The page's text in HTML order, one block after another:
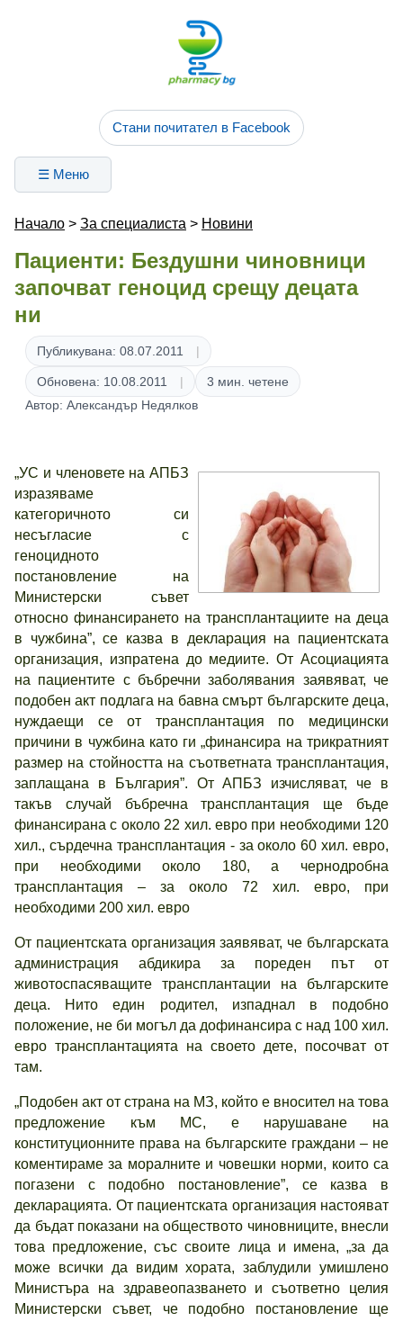
Стани почитател в Facebook
☰ Меню
Начало > За специалиста > Новини
Пациенти: Бездушни чиновници
започват геноцид срещу децата
ни
Публикувана: 08.07.2011
Обновена: 10.08.2011
3 мин. четене
Автор: Александър Недялков
„УС и членовете на АПБЗ
изразяваме
категоричното си
несъгласие с
геноцидното
постановление на
Министерски съвет
относно финансирането на трансплантациите на деца
в чужбина”, се казва в декларация на пациентската
организация, изпратена до медиите. От Асоциацията
на пациентите с бъбречни заболявания заявяват, че
подобен акт подлага на бавна смърт българските деца,
нуждаещи се от трансплантация по медицински
причини в чужбина като ги „финансира на трикратният
размер на стойността на съответната трансплантация,
заплащана в България”. От АПБЗ изчисляват, че в
такъв случай бъбречна трансплантация ще бъде
финансирана с около 22 хил. евро при необходими 120
хил., сърдечна трансплантация - за около 60 хил. евро,
при необходими около 180, а чернодробна
трансплантация – за около 72 хил. евро, при
необходими 200 хил. евро
От пациентската организация заявяват, че българската
администрация абдикира за пореден път от
животоспасяващите трансплантации на българските
деца. Нито един родител, изпаднал в подобно
положение, не би могъл да дофинансира с над 100 хил.
евро трансплантацията на своето дете, посочват от
там.
„Подобен акт от страна на МЗ, който е вносител на това
предложение към МС, е нарушаване на
конституционните права на българските граждани – не
коментираме за моралните и човешки норми, които са
погазени с подобно постановление”, се казва в
декларацията. От пациентската организация настояват
да бъдат показани на обществото чиновниците, внесли
това предложение, със своите лица и имена, „за да
може всички да видим хората, заблудили умишлено
Министъра на здравеопазването и съответно целия
Министерски съвет, че подобно постановление ще